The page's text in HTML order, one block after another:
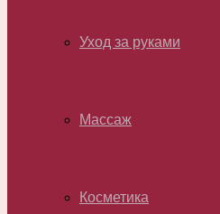
Уход за руками
Массаж
Косметика